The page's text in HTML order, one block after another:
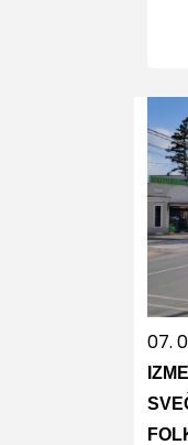
07.